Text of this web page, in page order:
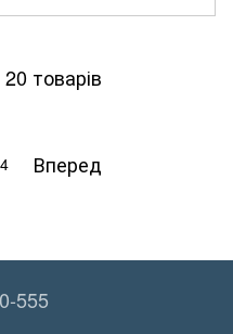
товарів
Вперед
555